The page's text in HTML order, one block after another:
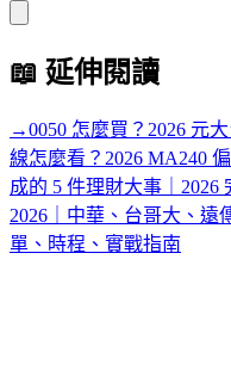
📖 延伸閱讀
→0050 怎麼買？2026 元
線怎麼看？2026 MA240
成的 5 件理財大事｜2026
2026｜中華、台哥大、遠
單、時程、實戰指南